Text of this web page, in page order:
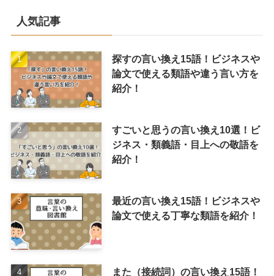
人気記事
探すの言い換え15語！ビジネスや
論文で使える類語や違う言い方を
紹介！
すごいと思うの言い換え10選！ビ
ジネス・類義語・目上への敬語を
紹介！
最近の言い換え15語！ビジネスや
論文で使える丁寧な類語を紹介！
また（接続詞）の言い換え15語！